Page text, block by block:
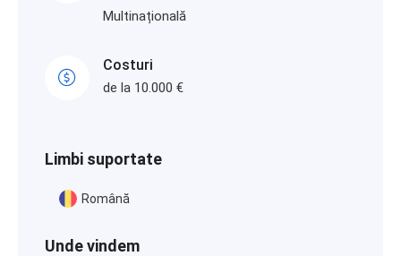
Multinațională
Costuri
de la 10.000 €
Limbi suportate
Română
Unde vindem